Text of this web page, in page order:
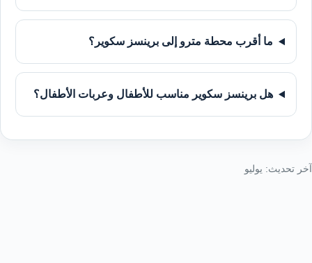
ما أقرب محطة مترو إلى برينسز سكوير؟
هل برينسز سكوير مناسب للأطفال وعربات الأطفال؟
آخر تحديث: يوليو